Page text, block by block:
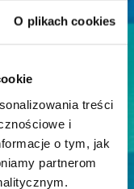
O plikach cookies
treści
i
o tym, jak
partnerom